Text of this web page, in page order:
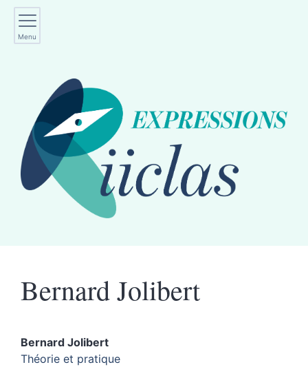
Menu
BernardJolibert
Bernard Jolibert
Théorie et pratique